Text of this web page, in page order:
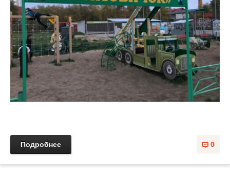
0
Подробнее